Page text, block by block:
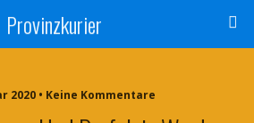
Provinzkurier
2020 • Keine Kommentare